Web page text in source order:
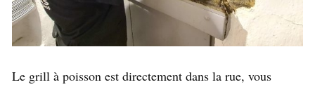
Le grill à poisson est directement dans la rue, vous